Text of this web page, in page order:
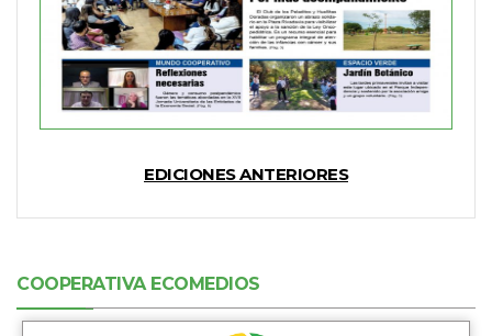
EDICIONES ANTERIORES
COOPERATIVA ECOMEDIOS